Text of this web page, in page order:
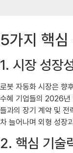
5가지 핵심
1. 시장 성장
로봇 자동화 시장은 향
수혜 기업들의 2026년
들과의 장기 계약 및 전
차 늘어나며 외형 성장
2. 핵심 기술